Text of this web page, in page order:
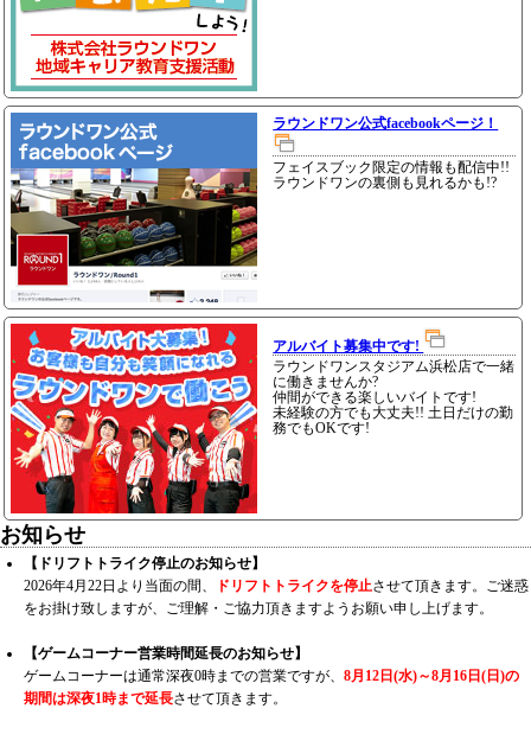
ラウンドワン公式facebookページ！
フェイスブック限定の情報も配信中!!
ラウンドワンの裏側も見れるかも!?
アルバイト募集中です!
ラウンドワンスタジアム浜松店で一緒
に働きませんか?
仲間ができる楽しいバイトです!
未経験の方でも大丈夫!! 土日だけの勤
務でもOKです!
お知らせ
【ドリフトトライク停止のお知らせ】
2026年4月22日より当面の間、
ドリフトトライクを停止させて頂きます。ご迷惑
をお掛け致しますが、ご理解・ご協力頂きますようお願い申し上げます。
【ゲームコーナー営業時間延長のお知らせ】
ゲームコーナーは通常深夜0時までの営業ですが、 8月12日(水)～8月16日(日)の
期間は深夜1時まで延長させて頂きます。